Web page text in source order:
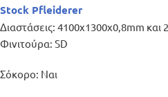
Stock Pfleiderer
Διαστάσεις: 4100x1300x0,8mm και
Φινιτούρα: SD
Σόκορο: Ναι